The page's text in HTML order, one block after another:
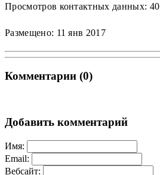
Просмотров контактных данных: 40
Размещено: 11 янв 2017
Комментарии (0)
Добавить комментарий
Имя:
Email:
Вебсайт: